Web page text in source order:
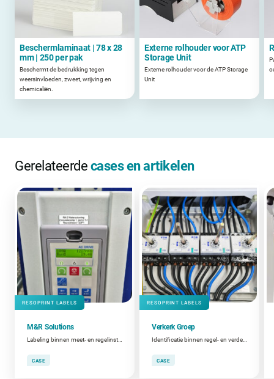
Beschermlaminaat | 78 x 28
mm | 250 per pak
Beschermt de bedrukking tegen
weersinvloeden, zweet, wrijving en
chemicaliën.
Externe rolhouder voor ATP
Storage Unit
Externe rolhouder voor de ATP Storage
Unit
Gerelateerde cases en artikelen
RESOPRINT LABELS
M&R Solutions
CASE
RESOPRINT LABELS
Verkerk Groep
CASE